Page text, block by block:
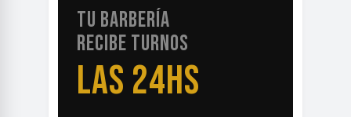
TU BARBERÍA
RECIBE TURNOS
LAS 24HS